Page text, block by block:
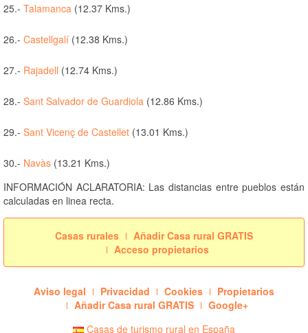
25.- Talamanca (12.37 Kms.)
26.- Castellgalí (12.38 Kms.)
27.- Rajadell (12.74 Kms.)
28.- Sant Salvador de Guardiola (12.86 Kms.)
29.- Sant Vicenç de Castellet (13.01 Kms.)
30.- Navàs (13.21 Kms.)
INFORMACIÓN ACLARATORIA: Las distancias entre pueblos están
calculadas en linea recta.
Casas rurales
Añadir Casa rural GRATIS
Acceso propietarios
Aviso legal Privacidad Cookies
Propietarios
Añadir Casa rural GRATIS
Google+
Casas de turismo rural en España